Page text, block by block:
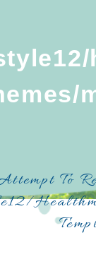
To